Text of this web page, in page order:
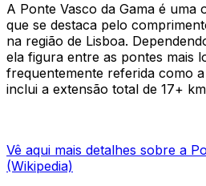
A Ponte Vasco da Gama é uma
que se destaca pelo
na região de Lisboa.
ela figura entre as pontes mais
frequentemente referida como
inclui a extensão total de 17+
Vê aqui mais detalhes sobre a
(Wikipedia)